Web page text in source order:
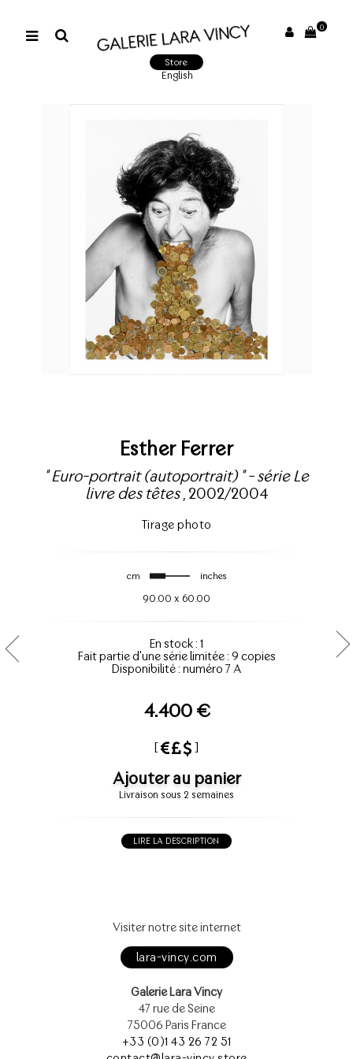
0
Store
English
Esther Ferrer
" Euro-portrait (autoportrait) " - série Le
livre des têtes, 2002/2004
Tirage photo
cm inches
90.00 x 60.00
En stock : 1
Fait partie d'une série limitée : 9 copies
Disponibilité : numéro 7 A
4.400 €
[ ]
Ajouter au panier
Livraison sous 2 semaines
LIRE LA DESCRIPTION
Visiter notre site internet
lara-vincy.com
Galerie Lara Vincy
47 rue de Seine
75006 Paris France
+33 (0)1 43 26 72 51